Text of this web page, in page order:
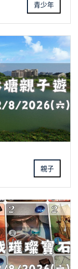
青少年
親子